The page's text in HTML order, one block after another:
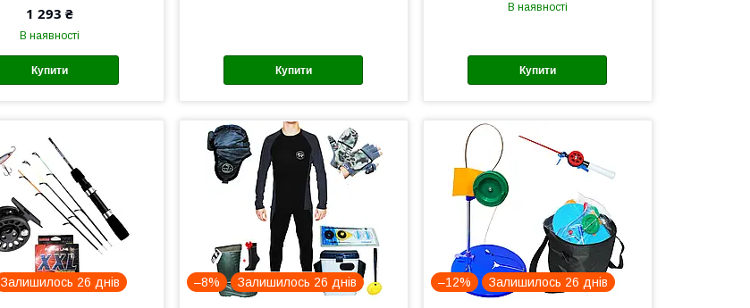
1 293 ₴
В наявності
Купити Купити
В наявності
Купити
Залишилось 26 днів –8% Залишилось 26 днів –12% Залишилось 26 днів